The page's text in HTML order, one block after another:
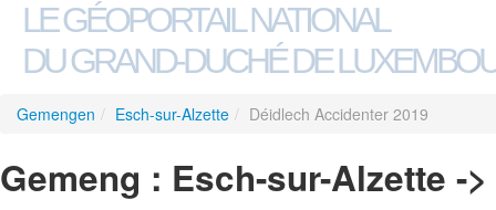
LE GÉOPORTAIL NATIONAL
DU GRAND-DUCHÉ DE
Gemengen / Esch-sur-Alzette / Déidlech Accidenter 2019
Gemeng : Esch-sur-Alzette -